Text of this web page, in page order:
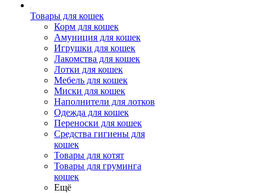
Товары для кошек
Корм для кошек
Амуниция для кошек
Игрушки для кошек
Лакомства для кошек
Лотки для кошек
Мебель для кошек
Миски для кошек
Наполнители для лотков
Одежда для кошек
Переноски для кошек
Средства гигиены для
кошек
Товары для котят
Товары для груминга
кошек
Ещё